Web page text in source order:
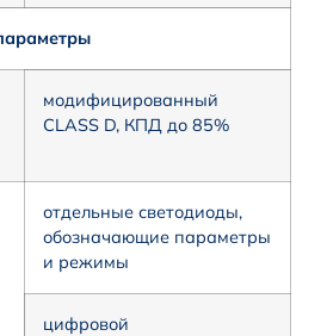
модифицированный
CLASS D, КПД до 85%
отдельные светодиоды,
обозначающие параметры
и режимы
цифровой